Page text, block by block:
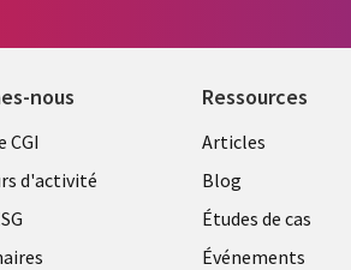
nous
CGI
d'activité
Ressources
Library
Links
FRANCE
Articles
Blog
Études de cas
Événements